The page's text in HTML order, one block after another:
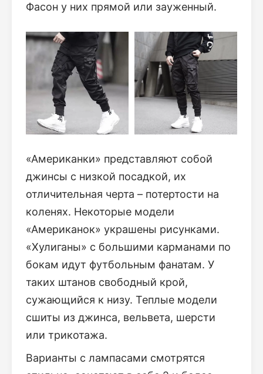
Фасон у них прямой или зауженный.
«Американки» представляют собой
джинсы с низкой посадкой, их
отличительная черта – потертости на
коленях. Некоторые модели
«Американок» украшены рисунками.
«Хулиганы» с большими карманами по
бокам идут футбольным фанатам. У
таких штанов свободный крой,
сужающийся к низу. Теплые модели
сшиты из джинса, вельвета, шерсти
или трикотажа.
Варианты с лампасами смотрятся